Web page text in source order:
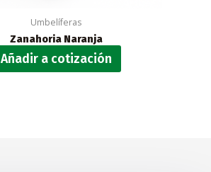
Umbelíferas
Zanahoria Naranja
Añadir a cotización